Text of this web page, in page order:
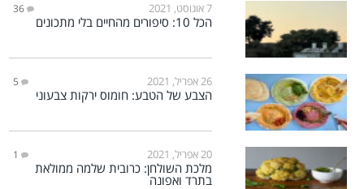
7 אוגוסט, 2021 36
הכל 10: סיפורים מהחיים בלי מתכונים
26 אפריל, 2021 5
הצבע של הטבע: חומוס ירקות צבעוני
20 אפריל, 2021 1
מלכת השולחן: כרובית שלמה ממולאת
בתרד ואפונה